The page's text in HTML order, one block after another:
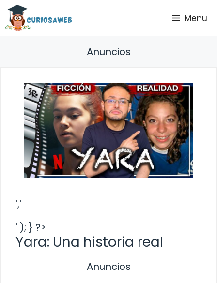
Saltar
contenido
Menu
Anuncios
','
' ); } ?>
Yara: Una historia real
Anuncios